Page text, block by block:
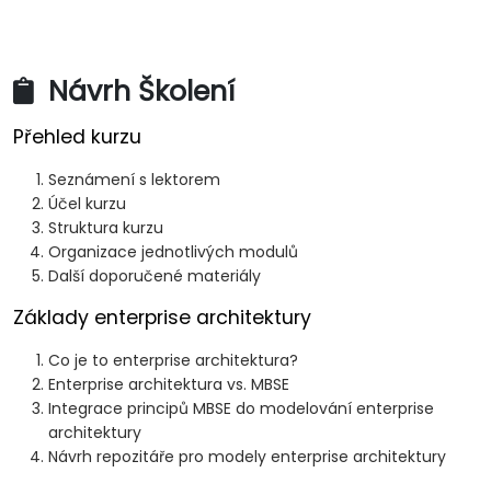
Návrh Školení
Přehled kurzu
Seznámení s lektorem
Účel kurzu
Struktura kurzu
Organizace jednotlivých modulů
Další doporučené materiály
Základy enterprise architektury
Co je to enterprise architektura?
Enterprise architektura vs. MBSE
Integrace principů MBSE do modelování enterprise
architektury
Návrh repozitáře pro modely enterprise architektury